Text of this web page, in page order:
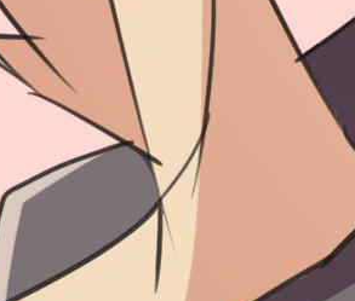
Akari Bot
168
一只能联网，能深度思考，能进行复杂任
务的猫娘Bot！
风间苏苏Official